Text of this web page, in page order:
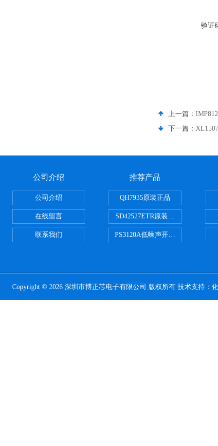
验证
上一篇：
下一篇：
公司介绍
公司介绍
在线留言
联系我们
推荐产品
QH7935原装正品
SD42527ETR原装正品
PS3120A低噪声开关电容器原装正
Copyright © 2026 深圳市博正芯电子有限公司 版权所有 技术支持：